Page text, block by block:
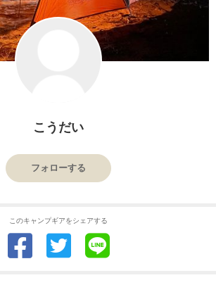
こうだい
フォローする
このキャンプギアをシェアする